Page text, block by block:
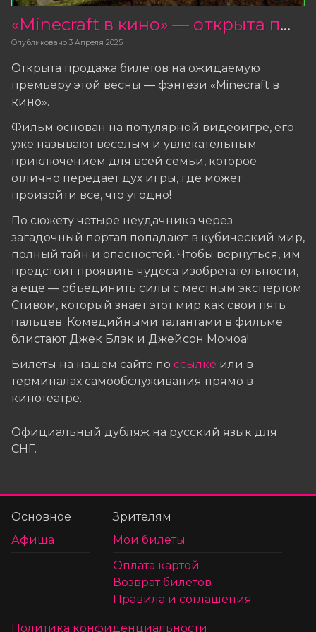
«Minecraft в кино» — открыта продажа билетов
Опубликовано 3 Апреля 2025
Открыта продажа билетов на ожидаемую
премьеру этой весны ― фэнтези «Minecraft в
кино».
Фильм основан на популярной видеоигре, его
уже называют веселым и увлекательным
приключением для всей семьи, которое
отлично передает дух игры, где может
произойти все, что угодно!
По сюжету четыре неудачника через
загадочный портал попадают в кубический мир,
полный тайн и опасностей. Чтобы вернуться, им
предстоит проявить чудеса изобретательности,
а ещё — объединить силы с местным экспертом
Стивом, который знает этот мир как свои пять
пальцев. Комедийными талантами в фильме
блистают Джек Блэк и Джейсон Момоа!
Билеты на нашем сайте по ссылке или в
терминалах самообслуживания прямо в
кинотеатре.
Официальный дубляж на русский язык для
СНГ.
Основное
Афиша
Зрителям
Мои билеты
Оплата картой
Возврат билетов
Правила и соглашения
Политика конфиденциальности